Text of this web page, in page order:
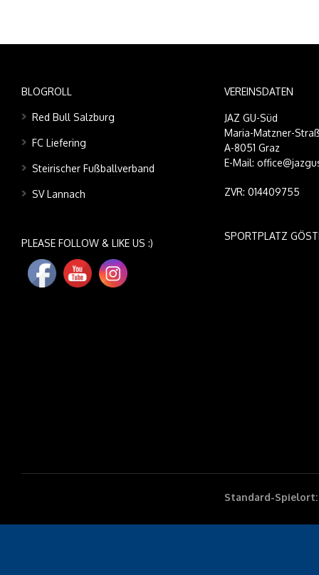
BLOGROLL
Red Bull Salzburg
FC Liefering
Steirischer Fußballverband
SV Lannach
PLEASE FOLLOW & LIKE US :)
VEREINSDATEN
JAZ GU-Süd
Maria-Matzner-
A-8051 Graz
E-Mail:
ZVR: 014409755
SPORTPLATZ
Standard-Spielort: